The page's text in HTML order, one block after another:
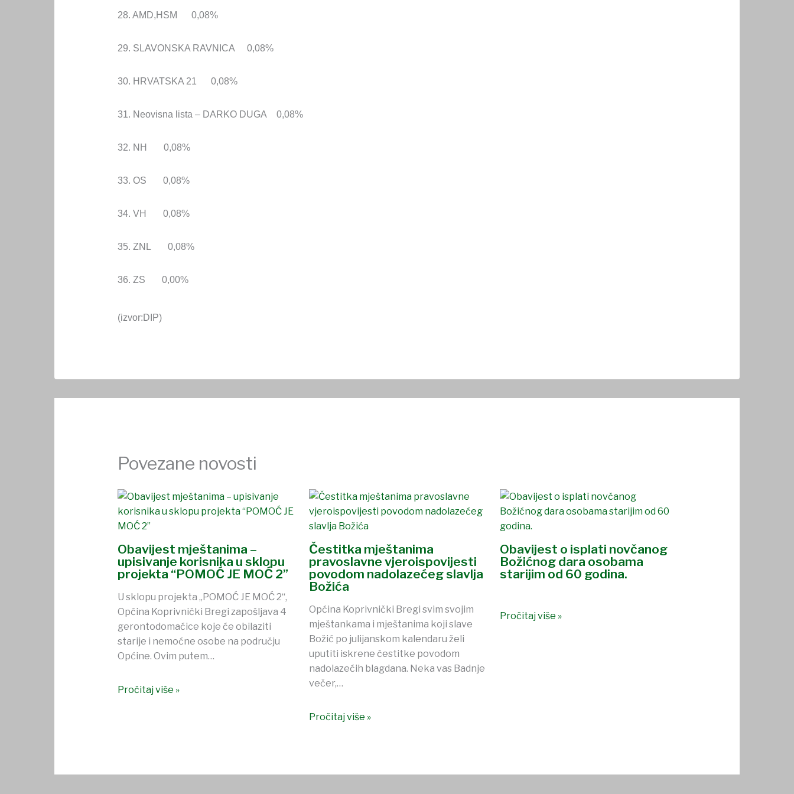
28. AMD,HSM 0,08%
29. SLAVONSKA RAVNICA 0,08%
30. HRVATSKA 21 0,08%
31. Neovisna lista – DARKO DUGA 0,08%
32. NH 0,08%
33. OS 0,08%
34. VH 0,08%
35. ZNL 0,08%
36. ZS 0,00%
(izvor:DIP)
Povezane novosti
Obavijest mještanima –
upisivanje korisnika u sklopu
projekta “POMOĆ JE MOĆ 2”
U sklopu projekta „POMOĆ JE MOĆ 2“,
Općina Koprivnički Bregi zapošljava 4
gerontodomaćice koje će obilaziti
starije i nemoćne osobe na području
Općine. Ovim putem…
Pročitaj više »
Čestitka mještanima
pravoslavne vjeroispovijesti
povodom nadolazećeg slavlja
Božića
Općina Koprivnički Bregi svim svojim
mještankama i mještanima koji slave
Božić po julijanskom kalendaru želi
uputiti iskrene čestitke povodom
nadolazećih blagdana. Neka vas Badnje
večer,…
Pročitaj više »
Obavijest o isplati novčanog
Božićnog dara osobama
starijim od 60 godina.
Pročitaj više »